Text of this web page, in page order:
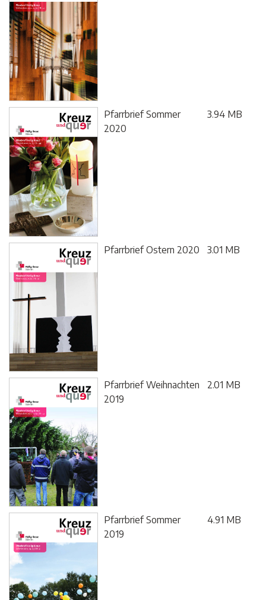
Pfarrbrief Sommer
2020
3.94 MB
Pfarrbrief Ostern 2020 3.01 MB
Pfarrbrief Weihnachten
2019
2.01 MB
Pfarrbrief Sommer
2019
4.91 MB